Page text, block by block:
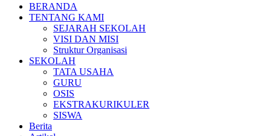
BERANDA
TENTANG KAMI
SEJARAH SEKOLAH
VISI DAN MISI
Struktur Organisasi
SEKOLAH
TATA USAHA
GURU
OSIS
EKSTRAKURIKULER
SISWA
Berita